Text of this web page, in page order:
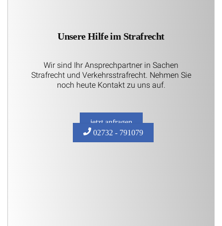
Unsere Hilfe im Strafrecht
Wir sind Ihr Ansprechpartner in Sachen
Strafrecht und Verkehrsstrafrecht. Nehmen Sie
noch heute Kontakt zu uns auf.
jetzt anfragen
02732 - 791079